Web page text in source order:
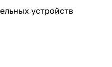
устройств